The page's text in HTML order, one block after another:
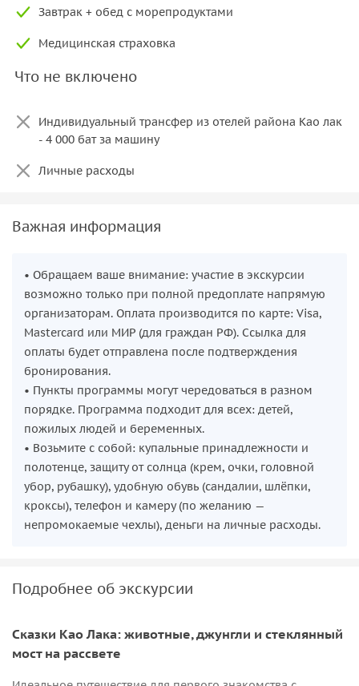
Завтрак + обед с морепродуктами
Медицинская страховка
Что не включено
Индивидуальный трансфер из отелей района Као лак
- 4 000 бат за машину
Личные расходы
Важная информация
• Обращаем ваше внимание: участие в экскурсии
возможно только при полной предоплате напрямую
организаторам. Оплата производится по карте: Visa,
Mastercard или МИР (для граждан РФ). Ссылка для
оплаты будет отправлена после подтверждения
бронирования.
• Пункты программы могут чередоваться в разном
порядке. Программа подходит для всех: детей,
пожилых людей и беременных.
• Возьмите с собой: купальные принадлежности и
полотенце, защиту от солнца (крем, очки, головной
убор, рубашку), удобную обувь (сандалии, шлёпки,
кроксы), телефон и камеру (по желанию —
непромокаемые чехлы), деньги на личные расходы.
Подробнее об экскурсии
Сказки Као Лака: животные, джунгли и стеклянный
мост на рассвете